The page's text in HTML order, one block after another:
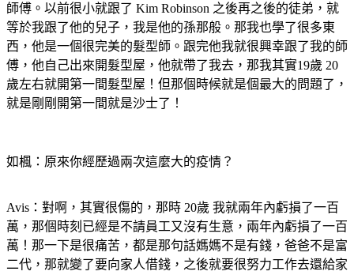
師傅。以前很小就跟了 Kim Robinson 之後再之後的徒弟，就
等於我跟了他的兒子，我是他的孫那般。那我也學了很多東
西，他是一個很完美的髮型師。跟完他我就很興幸跟了我的師
傅，他自己出來開髮型屋，他就帶了我去，那我其實19歲 20
歲左右就開第一間髮型屋！但那個時候就是個最大的問題了，
就是剛剛開第一間就是沙士了！
如楓：原來你經歷過兩次這麼大的疫情？
Avis：對啊，其實很傷的，那時 20歲 我就兩年內虧損了一百
萬，那個時刻已經是不請員工又沒有生意，兩年內虧損了一百
萬！那一下是很痛苦，都是那句話媽媽不是有錢，爸爸不是富
二代，那就變了要向家人借錢，之後就要很努力工作去還給家